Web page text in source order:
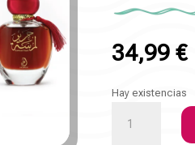
34,99€
Hay existencias
LAMSAT